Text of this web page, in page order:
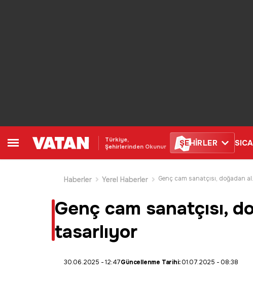
Türkiye,
Şehirlerinden Okunur
ŞEHİRLER
Haberler
Yerel Haberler Genç cam
Genç cam sanatçısı,
tasarlıyor
30.06.2025 - 12:47Güncellenme Tarihi:01.07.2025 - 08:38